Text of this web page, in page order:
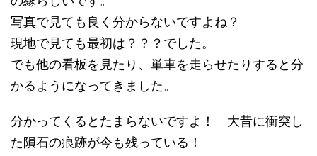
写真で見ても良く分からないですよね？
現地で見ても最初は？？？でした。
でも他の看板を見たり、単車を走らせたりすると分
かるようになってきました。
分かってくるとたまらないですよ！ 大昔に衝突し
た隕石の痕跡が今も残っている！